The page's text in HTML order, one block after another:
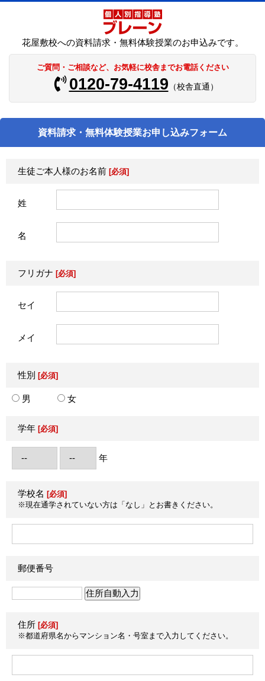
花屋敷校への資料請求・無料体験授業のお申込みです。
ご質問・ご相談など、お気軽に校舎までお電話ください
0120-79-4119 （校舎直通）
資料請求・無料体験授業お申し込みフォーム
生徒ご本人様のお名前 [必須]
姓
名
フリガナ [必須]
セイ
メイ
性別 [必須]
男 女
学年 [必須]
年
学校名 [必須]
※現在通学されていない方は「なし」とお書きください。
郵便番号
住所 [必須]
※都道府県名からマンション名・号室まで入力してください。